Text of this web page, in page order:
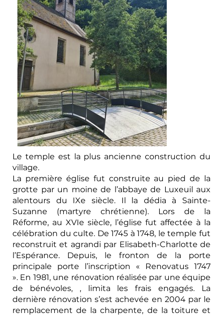
Le temple est la plus ancienne construction du
village.
La première église fut construite au pied de la
grotte par un moine de l’abbaye de Luxeuil aux
alentours du IXe siècle. Il la dédia à Sainte-
Suzanne (martyre chrétienne). Lors de la
Réforme, au XVIe siècle, l’église fut affectée à la
célébration du culte. De 1745 à 1748, le temple fut
reconstruit et agrandi par Elisabeth-Charlotte de
l’Espérance. Depuis, le fronton de la porte
principale porte l’inscription « Renovatus 1747
». En 1981, une rénovation réalisée par une équipe
de bénévoles, , limita les frais engagés. La
dernière rénovation s’est achevée en 2004 par le
remplacement de la charpente, de la toiture et